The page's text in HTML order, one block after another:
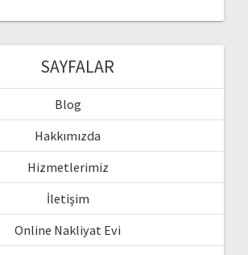
SAYFALAR
Blog
Hakkımızda
Hizmetlerimiz
İletişim
Online Nakliyat Evi